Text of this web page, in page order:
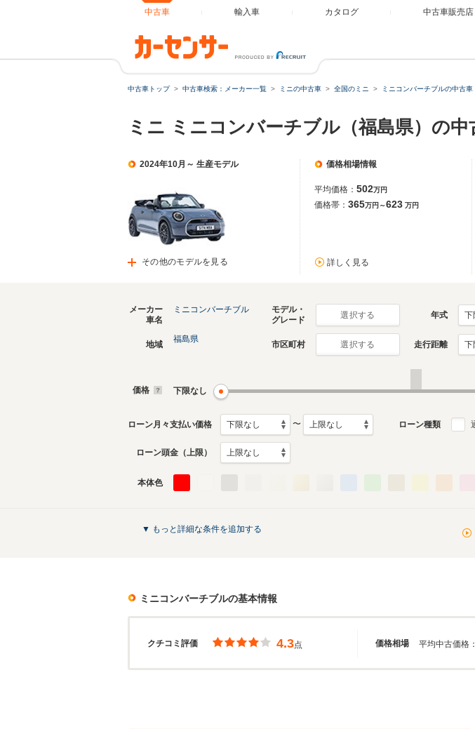
中古車 輸入車 カタログ 中古車販売店
中古車トップ 中古車検索：メーカー一覧 ミニの中古車 全国のミニ ミニコンバーチブルの中古車
ミニ ミニコンバーチブル（福島県）の中
2024年10月～ 生産モデル
その他のモデルを見る
価格相場情報
平均価格： 502万円
価格帯： 365万円～623 万円
詳しく見る
ミニコンバーチブルのカタログを見る
メーカー
車名
ミニコンバーチブル
モデル・
グレード
選択する 年式
地域
福島県
市区町村 選択する 走行距離
価格 下限なし
ローン月々支払い価格 〜 ローン種類
ローン頭金（上限）
本体色
▼ もっと詳細な条件を追加する
ミニコンバーチブルの基本情報
クチコミ評価 価格相場
4.3点 平均中古価格：